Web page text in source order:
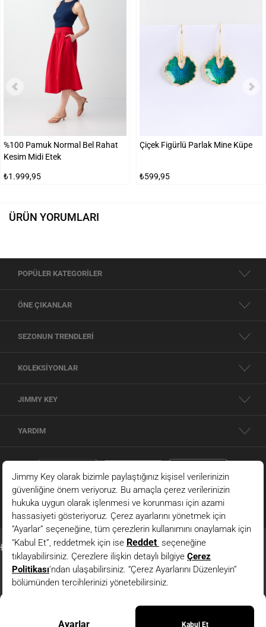
%100 Pamuk Normal Bel Rahat
Kesim Midi Etek
₺1.999,95
Çiçek Figürlü Parlak Mine Küpe
₺599,95
ÜRÜN YORUMLARI
POPÜLER KATEGORİLER
ÖNE ÇIKANLAR
SEZONUN TRENDLERİ
KOLEKSİYONLAR
JIMMY KEY
YARDIM
© 2026 - JIMMY KEY |
Bilgi Toplumu Hizmetleri
Siyah Normal Bel Deri Görünümlü Midi Etek